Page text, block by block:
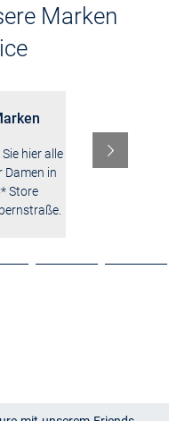
Marken
hier alle
Damen in
Store
1 zur Folie 2Gehe zur Folie 3
Gehe